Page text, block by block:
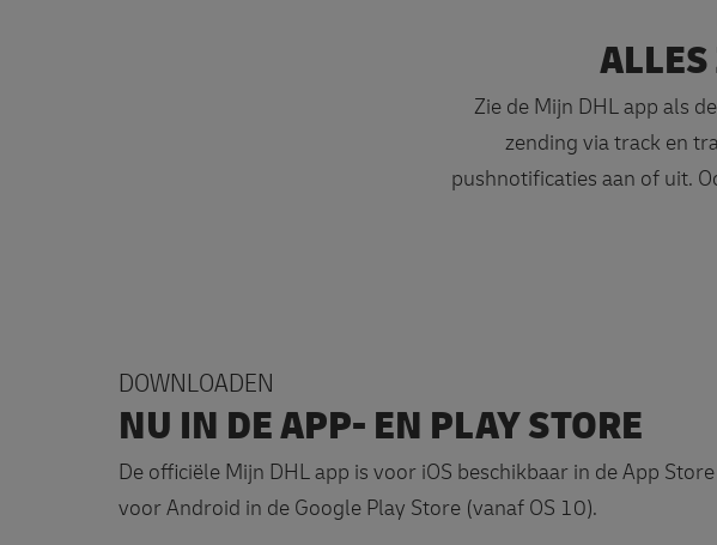
Zie de Mijn DHL app als
zending via track en
pushnotificaties aan of uit.
DOWNLOADEN
NU IN DE APP- EN PLAY STORE
De officiële Mijn DHL app is voor iOS beschikbaar in de App
voor Android in de Google Play Store (vanaf OS 10).